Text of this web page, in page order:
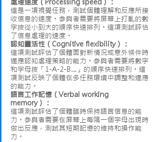
處理速度（Processing speed）：
這是一項視覺任務，測試個體理解和反應所接
收信息的速度。參與者需要將屏幕上打亂的數
字按從小到大的順序快速排列。這項測試評估
了信息處理的速度。
認知靈活性（Cognitive flexibility）：
這項測試評估了個體面對新情況或意外條件時
適應認知處理策略的能力。參與者需要將數字
和字母按「1-A-2-B…」的順序快速排列。這
項測試反映了個體在多任務環境中調整和適應
的能力。
語言工作記憶（Verbal working
memory）：
這項測試評估了個體臨時保持語言信息的能
力。參與者需要在屏幕上每隔一個字母出現時
做出反應，測試其短期記憶的維持和操作能
力。